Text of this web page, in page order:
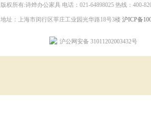
版权所有:诗烨办公家具 电话：021-64898025 热线：400-
地址：上海市闵行区莘庄工业园光华路18号3楼 沪ICP备
沪公网安备 31011202003432号